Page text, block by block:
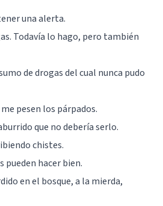
una alerta.
Todavía lo hago, pero también
de drogas del cual nunca pudo
pesen los párpados.
que no debería serlo.
chistes.
pueden hacer bien.
en el bosque, a la mierda,